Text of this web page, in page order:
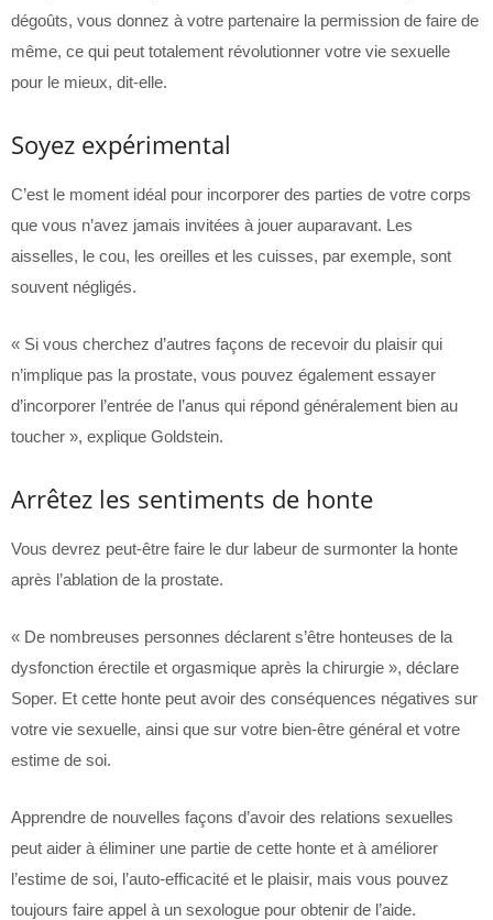
dégoûts, vous donnez à votre partenaire la permission de faire de
même, ce qui peut totalement révolutionner votre vie sexuelle
pour le mieux, dit-elle.
Soyez expérimental
C’est le moment idéal pour incorporer des parties de votre corps
que vous n’avez jamais invitées à jouer auparavant. Les
aisselles, le cou, les oreilles et les cuisses, par exemple, sont
souvent négligés.
« Si vous cherchez d’autres façons de recevoir du plaisir qui
n’implique pas la prostate, vous pouvez également essayer
d’incorporer l’entrée de l’anus qui répond généralement bien au
toucher », explique Goldstein.
Arrêtez les sentiments de honte
Vous devrez peut-être faire le dur labeur de surmonter la honte
après l’ablation de la prostate.
« De nombreuses personnes déclarent s’être honteuses de la
dysfonction érectile et orgasmique après la chirurgie », déclare
Soper. Et cette honte peut avoir des conséquences négatives sur
votre vie sexuelle, ainsi que sur votre bien-être général et votre
estime de soi.
Apprendre de nouvelles façons d’avoir des relations sexuelles
peut aider à éliminer une partie de cette honte et à améliorer
l’estime de soi, l’auto-efficacité et le plaisir, mais vous pouvez
toujours faire appel à un sexologue pour obtenir de l’aide.